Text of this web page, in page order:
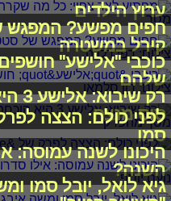
ערוץ הילדים
חפים מפשע? המפגש
קירל במשטרה
כוכבי "אלישע"
שלהם
רק
סוס מנצח
סמו
היכונו לשנה עמוסה:
השנה?
גיא לואל, יובל סמו